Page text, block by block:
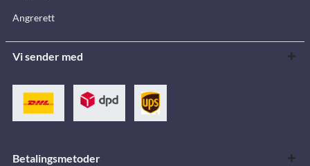
Angrerett
Vi sender med
Betalingsmetoder